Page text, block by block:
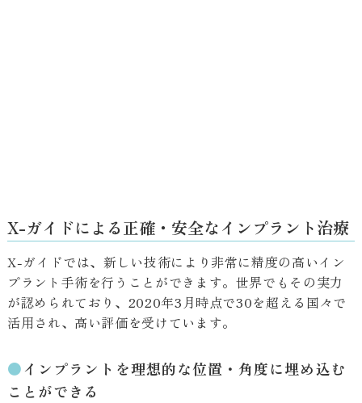
X-ガイドによる正確・安全なインプラント治療
X-ガイドでは、新しい技術により非常に精度の高いイン
プラント手術を行うことができます。世界でもその実力
が認められており、2020年3月時点で30を超える国々で
活用され、高い評価を受けています。
●インプラントを理想的な位置・角度に埋め込む
ことができる